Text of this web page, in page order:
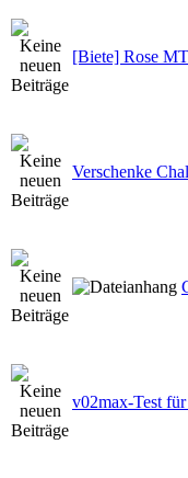
[Biete] Rose
Verschenke
v02max-Test